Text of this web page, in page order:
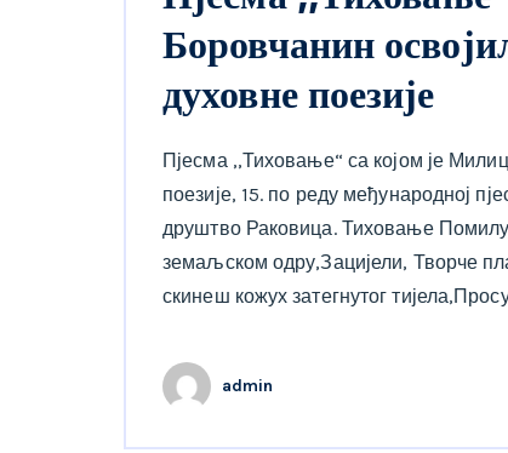
Боровчанин
духовне поезије
Пјесма ,,Тиховање“ са којом је
поезије, 15. по реду међународној
друштво Раковица. Тиховање
земаљском одру,Зацијели, Творче
скинеш кожух затегнутог
admin